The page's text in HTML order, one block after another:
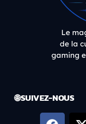
Le
de la
gaming
🌐 SUIVEZ-NOUS